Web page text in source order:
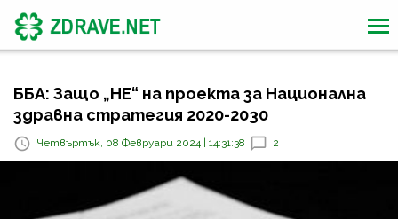
ББА: Защо „НЕ“ на проекта за Национална
здравна стратегия 2020-2030
Четвъртък, 08 Февруари 2024 | 14:31:38 2